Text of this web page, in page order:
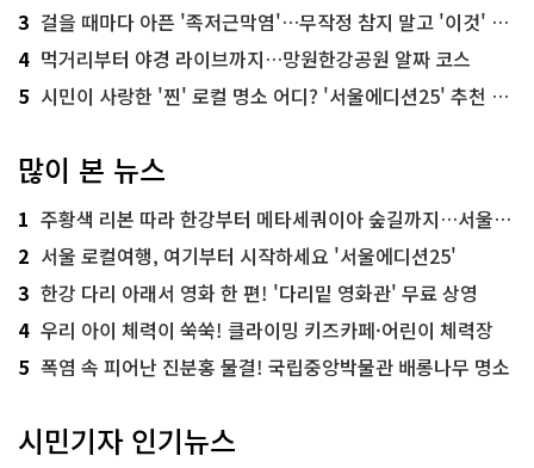
3 걸을 때마다 아픈 '족저근막염'…무작정 참지 말고 '이것' 해보세요!
4 먹거리부터 야경 라이브까지…망원한강공원 알짜 코스
5 시민이 사랑한 '찐' 로컬 명소 어디? '서울에디션25' 추천 코스
많이 본 뉴스
1 주황색 리본 따라 한강부터 메타세쿼이아 숲길까지…서울둘레길 15코스
2 서울 로컬여행, 여기부터 시작하세요 '서울에디션25'
3 한강 다리 아래서 영화 한 편! '다리밑 영화관' 무료 상영
4 우리 아이 체력이 쑥쑥! 클라이밍 키즈카페·어린이 체력장
5 폭염 속 피어난 진분홍 물결! 국립중앙박물관 배롱나무 명소
시민기자 인기뉴스